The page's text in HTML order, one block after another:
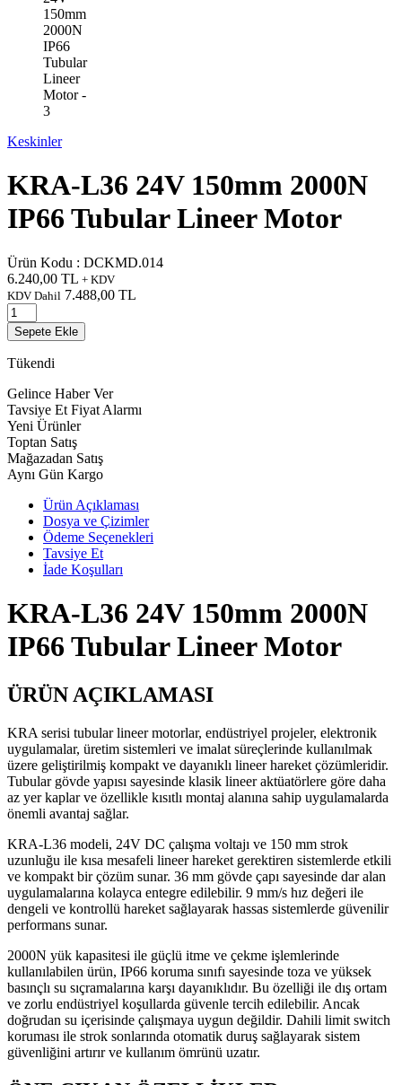
Keskinler
KRA-L36 24V 150mm 2000N
IP66 Tubular Lineer Motor
Ürün Kodu : DCKMD.014
6.240,00 TL + KDV
KDV Dahil 7.488,00 TL
Sepete Ekle
Tükendi
Gelince Haber Ver
Tavsiye Et Fiyat Alarmı
Yeni Ürünler
Toptan Satış
Mağazadan Satış
Aynı Gün Kargo
Ürün Açıklaması
Dosya ve Çizimler
Ödeme Seçenekleri
Tavsiye Et
İade Koşulları
KRA-L36 24V 150mm 2000N
IP66 Tubular Lineer Motor
ÜRÜN AÇIKLAMASI
KRA serisi tubular lineer motorlar, endüstriyel projeler, elektronik
uygulamalar, üretim sistemleri ve imalat süreçlerinde kullanılmak
üzere geliştirilmiş kompakt ve dayanıklı lineer hareket çözümleridir.
Tubular gövde yapısı sayesinde klasik lineer aktüatörlere göre daha
az yer kaplar ve özellikle kısıtlı montaj alanına sahip uygulamalarda
önemli avantaj sağlar.
KRA-L36 modeli, 24V DC çalışma voltajı ve 150 mm strok
uzunluğu ile kısa mesafeli lineer hareket gerektiren sistemlerde etkili
ve kompakt bir çözüm sunar. 36 mm gövde çapı sayesinde dar alan
uygulamalarına kolayca entegre edilebilir. 9 mm/s hız değeri ile
dengeli ve kontrollü hareket sağlayarak hassas sistemlerde güvenilir
performans sunar.
2000N yük kapasitesi ile güçlü itme ve çekme işlemlerinde
kullanılabilen ürün, IP66 koruma sınıfı sayesinde toza ve yüksek
basınçlı su sıçramalarına karşı dayanıklıdır. Bu özelliği ile dış ortam
ve zorlu endüstriyel koşullarda güvenle tercih edilebilir. Ancak
doğrudan su içerisinde çalışmaya uygun değildir. Dahili limit switch
koruması ile strok sonlarında otomatik duruş sağlayarak sistem
güvenliğini artırır ve kullanım ömrünü uzatır.